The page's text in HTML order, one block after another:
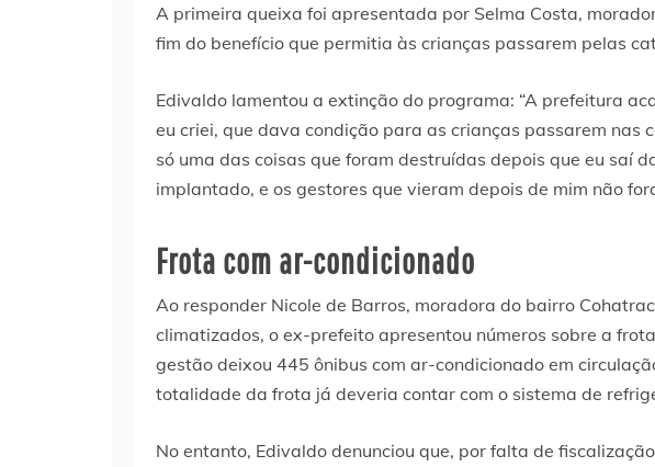
A primeira queixa foi apresentada por Selma Costa,
fim do benefício que permitia às crianças passarem pelas
Edivaldo lamentou a extinção do programa: “A prefeitura
eu criei, que dava condição para as crianças passarem nas
só uma das coisas que foram destruídas depois que eu saí
implantado, e os gestores que vieram depois de mim não
Frota com ar-condicionado
Ao responder Nicole de Barros, moradora do bairro
climatizados, o ex-prefeito apresentou números sobre a
gestão deixou 445 ônibus com ar-condicionado em
totalidade da frota já deveria contar com o sistema de
No entanto, Edivaldo denunciou que, por falta de